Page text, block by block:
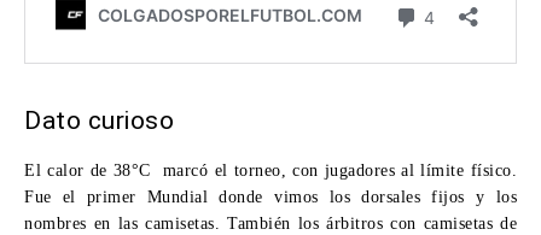
Dato curioso
El calor de 38°C marcó el torneo, con jugadores al límite físico.
Fue el primer Mundial donde vimos los dorsales fijos y los
nombres en las camisetas. También los árbitros con camisetas de